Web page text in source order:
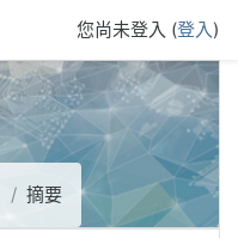
您尚未登入 (登入)
摘要